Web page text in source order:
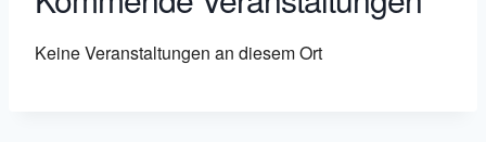
Keine Veranstaltungen an diesem Ort